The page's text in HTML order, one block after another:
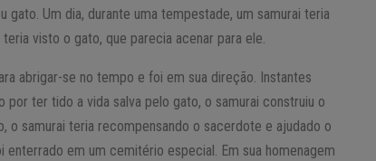
Um dia, durante uma tempestade, um samurai teria
visto o gato, que parecia acenar para ele.
abrigar-se no tempo e foi em sua direção. Instantes
por ter tido a vida salva pelo gato, o samurai construiu o
o samurai teria recompensando o sacerdote e ajudado o
em um cemitério especial. Em sua homenagem